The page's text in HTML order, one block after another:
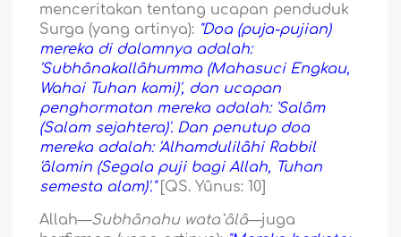
menceritakan tentang ucapan penduduk
Surga (yang artinya): "Doa (puja-pujian)
mereka di dalamnya adalah:
'Subhânakallâhumma (Mahasuci Engkau,
Wahai Tuhan kami)', dan ucapan
penghormatan mereka adalah: 'Salâm
(Salam sejahtera)'. Dan penutup doa
mereka adalah: 'Alhamdulilâhi Rabbil
'âlamin (Segala puji bagi Allah, Tuhan
semesta alam)'."[QS. Yûnus: 10]
Allah—Subhânahu wata`âlâ—juga